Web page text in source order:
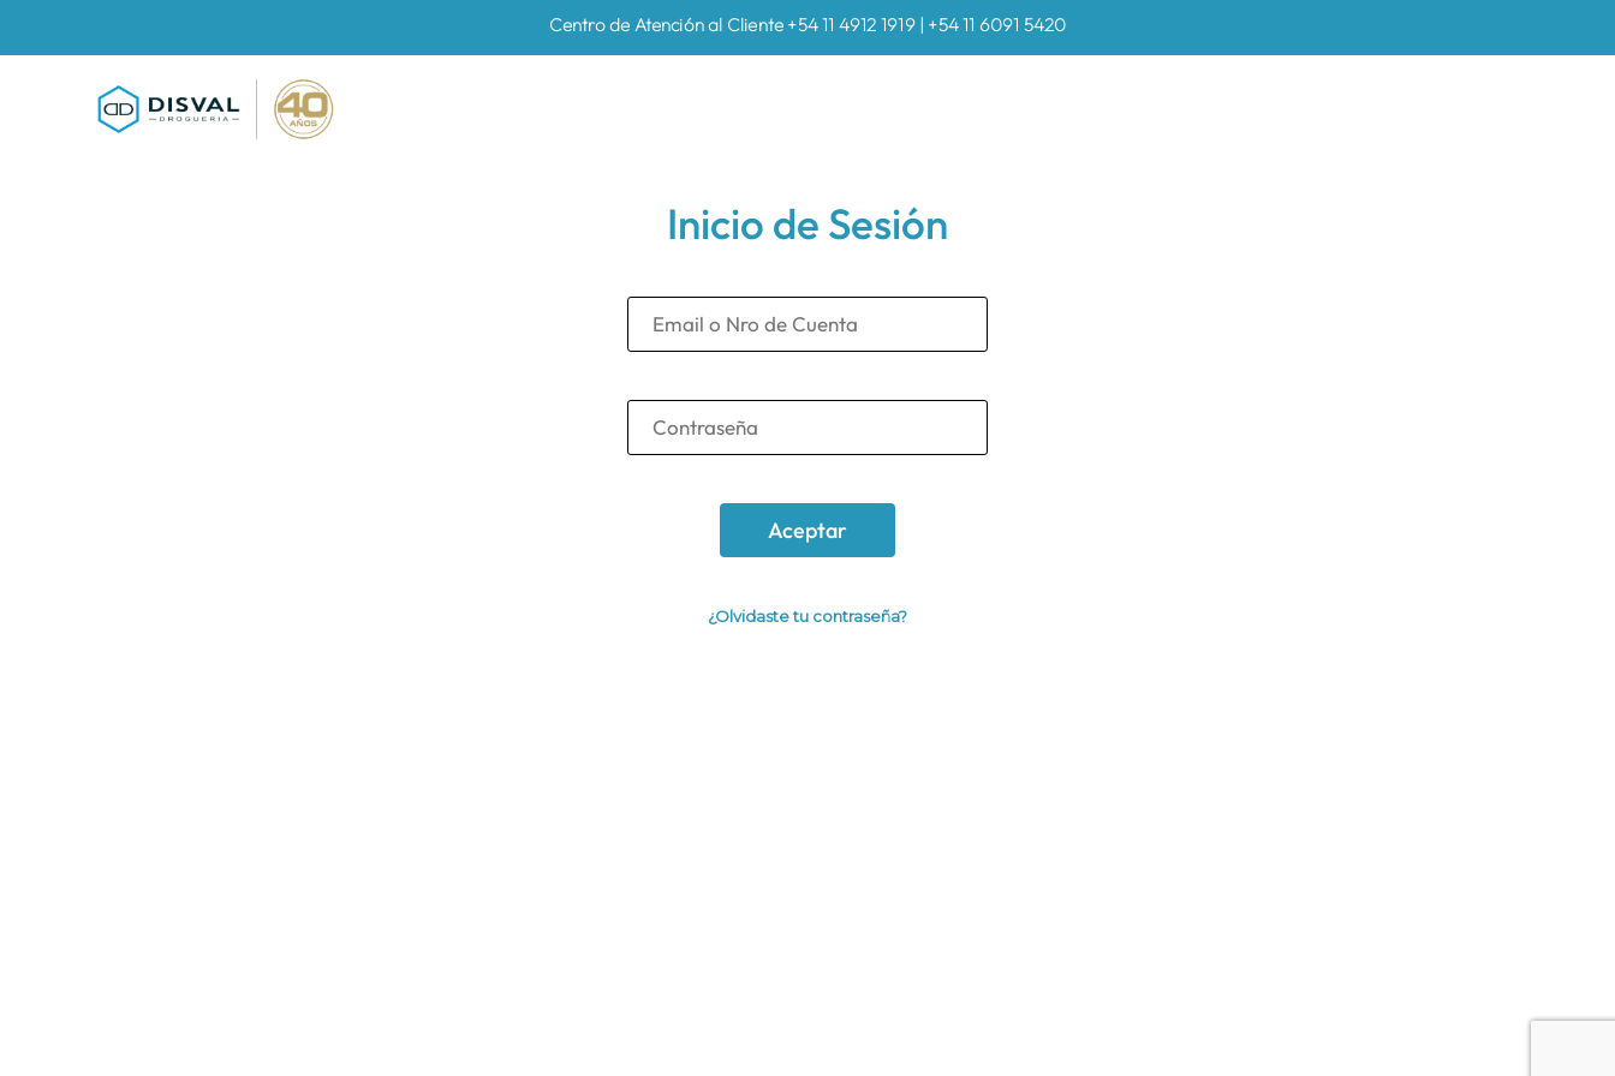
Centro de Atención al Cliente +54 11 4912 1919 | +54 11 6091 5420
Inicio de Sesión
¿Olvidaste tu contraseña?